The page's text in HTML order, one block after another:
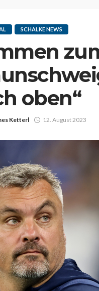
SCHALKE NEWS
oben“
Ketterl 12. August 2023